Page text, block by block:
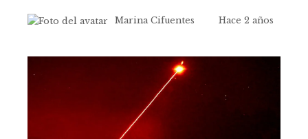
Marina Cifuentes Hace 2 años